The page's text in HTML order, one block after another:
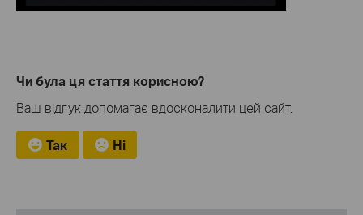
Чи була ця стаття корисною?
Ваш відгук допомагає вдосконалити цей сайт.
Так Ні